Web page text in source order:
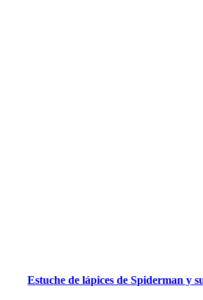
Estuche de lápices de Spiderman y